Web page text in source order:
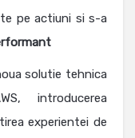
pe actiuni si s-a
solutie tehnica
introducerea
experientei de